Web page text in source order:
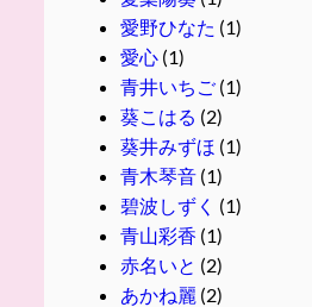
愛野ひなた (1)
愛心(1)
青井いちご(1)
葵こはる (2)
葵井みずほ (1)
青木琴音(1)
碧波しずく (1)
青山彩香 (1)
赤名いと (2)
あかね麗 (2)